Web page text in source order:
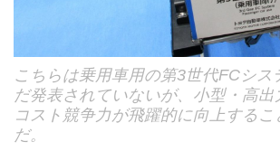
こちらは乗用車用の第3世代FCシス
だ発表されていないが、小型・高出
コスト競争力が飛躍的に向上するこ
だ。